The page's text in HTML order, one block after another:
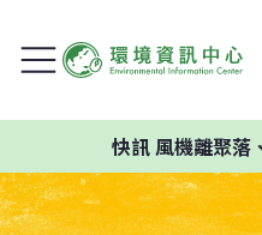
風機離聚落、學